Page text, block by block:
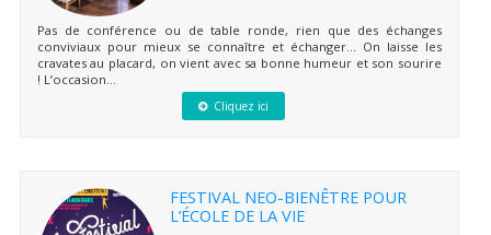
Pas de conférence ou de table ronde, rien que des échanges
conviviaux pour mieux se connaître et échanger… On laisse les
cravates au placard, on vient avec sa bonne humeur et son sourire
! L’occasion...
Cliquez ici
FESTIVAL NEO-BIENÊTRE POUR
L’ÉCOLE DE LA VIE